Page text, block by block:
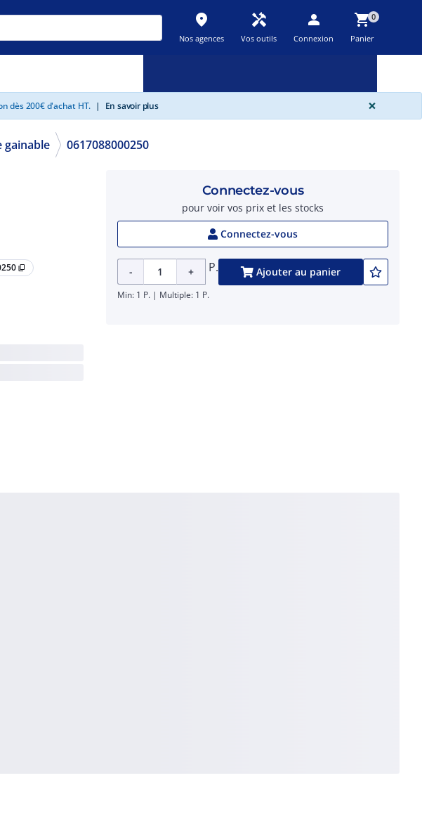
place
Nos agences
handyman
Vos outils
person
Connexion
shopping_cart0
Panier
dès 200€ d'achat HT. | En savoir plus ×
gainable 0617088000250
content_copy
Connectez-vous
pour voir vos prix et les stocks
Connectez-vous
- + P. Ajouter au panier
Min: 1 P. | Multiple: 1 P.